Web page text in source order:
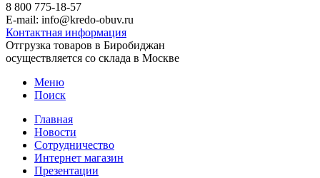
8 800 775-18-57
E-mail: info@kredo-obuv.ru
Контактная информация
Отгрузка товаров в Биробиджан
осуществляется со склада в Москве
Меню
Поиск
Главная
Новости
Сотрудничество
Интернет магазин
Презентации